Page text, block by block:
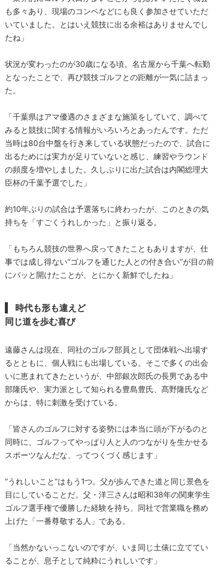
も多々あり、現場のコンペなどにも良く参加させていただ
いていました。とはいえ競技に出る余裕はありませんでし
たね」
状況が変わったのが30歳になる頃。名古屋から千葉へ転勤
となったことで、再び競技ゴルフとの距離が一気に詰まっ
た。
「千葉県はアマ優遇のさまざまな施策をしていて、調べて
みると競技に関する情報がいろいろとあったんです。ただ
当時は80台中盤を行き来している状態だったので、試合に
出るためには実力が足りていないと感じ、練習やラウンド
の頻度を増やしました。久しぶりに出た試合は内閣総理大
臣杯の千葉予選でした」
約10年ぶりの試合は予選落ちに終わったが、このときの気
持ちを「すごくうれしかった」と振り返る。
「もちろん競技の世界へ戻ってきたこともありますが、仕
事では成し得ない“ゴルフを通じた人との付き合い”が目の前
にパッと開けたことが、とにかく新鮮でしたね」
時代も形も違えど
同じ道を歩む喜び
遠藤さんは現在、同社のゴルフ部員として団体戦へ出場す
るとともに、個人戦にも出場している。そこで多くの出会
いに恵まれてきたというが、中部銀次郎氏の長男である中
部隆氏や、実力派として知られる豊島豊氏、髙野隆氏など
からは、特に刺激を受けている。
「皆さんのゴルフに対する姿勢には本当に頭が下がるのと
同時に、ゴルフってやっぱり人と人のつながりを生かせる
スポーツなんだな、ってつくづく感じます」
“うれしいこと”はもう1つ。父が歩んできた道と同じ景色を
目にしていることだ。父・洋三さんは昭和38年の関東学生
ゴルフ選手権で優勝した経験を持ち、同社で営業職を務め
上げた「一番尊敬する人」である。
「当然かないっこないのですが、いま同じ土俵に立ててい
ることが、息子として純粋にうれしいです」